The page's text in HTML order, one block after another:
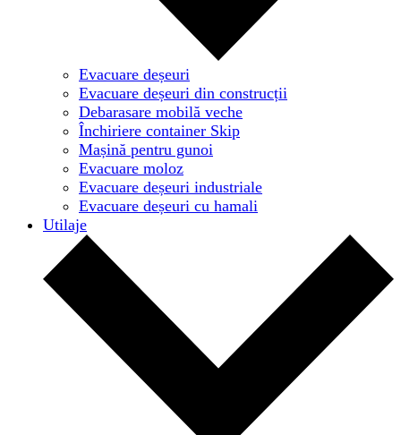
Evacuare deșeuri
Evacuare deșeuri din construcții
Debarasare mobilă veche
Închiriere container Skip
Mașină pentru gunoi
Evacuare moloz
Evacuare deșeuri industriale
Evacuare deșeuri cu hamali
Utilaje